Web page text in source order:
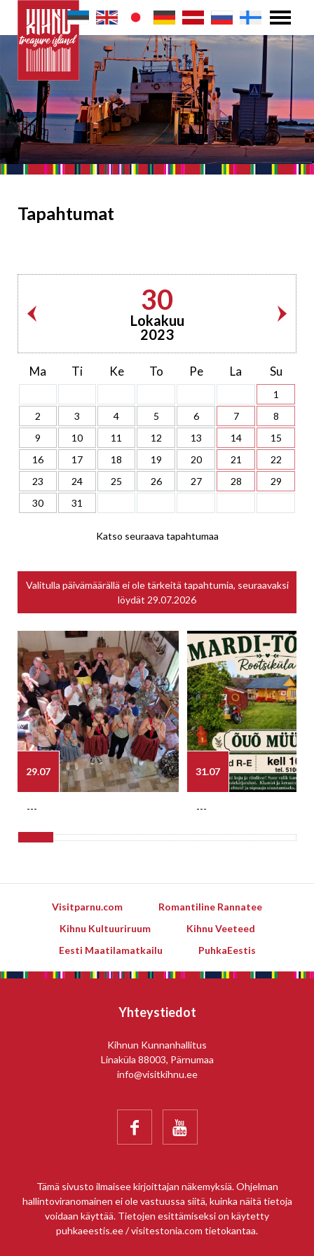
Tapahtumat
30
Lokakuu
2023
Ma Ti Ke To Pe La Su
1
2
3 4 5 6 7
8
9
10 11 12 13 14
15
16
17 18 19 20 21
22
23
24 25 26 27 28
29
30
31
Katso seuraava tapahtumaa
Valitulla päivämäärällä ei ole tärkeitä tapahtumia, seuraavaksi
löydät 29.07.2026
29.07
---
31.07
---
Visitparnu.com
Romantiline Rannatee
Kihnu Kultuuriruum
Kihnu Veeteed
Eesti Maatilamatkailu
PuhkaEestis
Yhteystiedot
Kihnun Kunnanhallitus
Linaküla 88003, Pärnumaa
info@visitkihnu.ee
 
Tämä sivusto ilmaisee kirjoittajan näkemyksiä. Ohjelman
hallintoviranomainen ei ole vastuussa siitä, kuinka näitä tietoja
voidaan käyttää. Tietojen esittämiseksi on käytetty
puhkaeestis.ee / visitestonia.com tietokantaa.